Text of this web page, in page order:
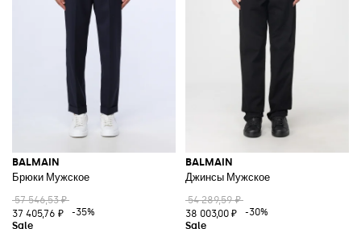
BALMAIN
Брюки Мужское
57 546,53 ₽
37 405,76 ₽
-35%
BALMAIN
Джинсы Мужское
54 289,59 ₽
38 003,00 ₽
-30%